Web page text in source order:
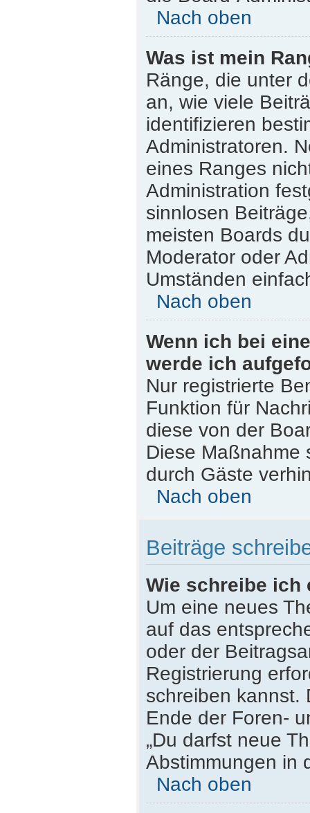
Nach oben
Was ist mein
Ränge, die unter
an, wie viele
identifizieren
Administratoren.
eines Ranges
Administration
sinnlosen
meisten Boards
Moderator oder
Umständen
Nach oben
Wenn ich bei
werde ich
Nur registrierte
Funktion für
diese von der
Diese Maßnahme
durch Gäste
Nach oben
Beiträge
Wie schreibe ich
Um eine neues
auf das
oder der
Registrierung
schreiben kannst.
Ende der Foren-
„Du darfst neue
Abstimmungen in
Nach oben